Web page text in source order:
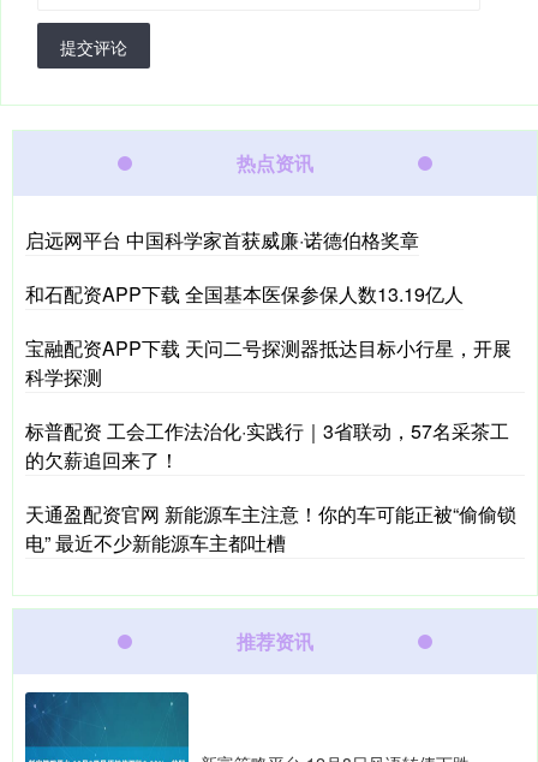
提交评论
热点资讯
启远网平台 中国科学家首获威廉·诺德伯格奖章
和石配资APP下载 全国基本医保参保人数13.19亿人
宝融配资APP下载 天问二号探测器抵达目标小行星，开展
科学探测
标普配资 工会工作法治化·实践行｜3省联动，57名采茶工
的欠薪追回来了！
天通盈配资官网 新能源车主注意！你的车可能正被“偷偷锁
电” 最近不少新能源车主都吐槽
推荐资讯